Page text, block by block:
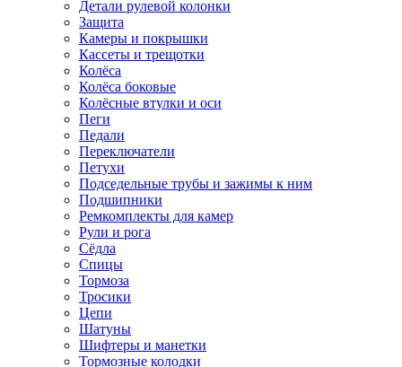
Детали рулевой колонки
Защита
Камеры и покрышки
Кассеты и трещотки
Колёса
Колёса боковые
Колёсные втулки и оси
Пеги
Педали
Переключатели
Петухи
Подседельные трубы и зажимы к ним
Подшипники
Ремкомплекты для камер
Рули и рога
Сёдла
Спицы
Тормоза
Тросики
Цепи
Шатуны
Шифтеры и манетки
Тормозные колодки